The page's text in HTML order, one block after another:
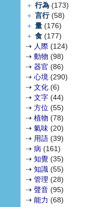
＋ 行為 (173)
＋ 言行(58)
＋ 量 (176)
＋ 食 (177)
⇢ 人際 (124)
⇢ 動物 (98)
⇢ 器官 (86)
⇢ 心境 (290)
⇢ 文化 (6)
⇢ 文字 (44)
⇢ 方位 (55)
⇢ 植物 (78)
⇢ 氣味 (20)
⇢ 用語 (39)
⇢ 病 (161)
⇢ 知覺 (35)
⇢ 知識 (55)
⇢ 管理 (28)
⇢ 聲音 (95)
⇢ 能力 (68)